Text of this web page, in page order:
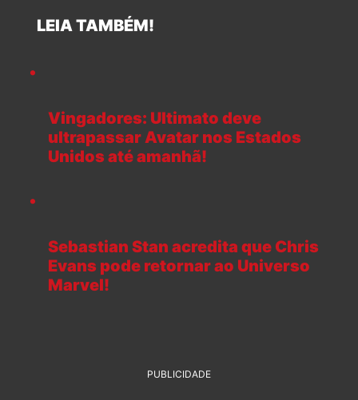
LEIA TAMBÉM!
Vingadores: Ultimato deve
ultrapassar Avatar nos Estados
Unidos até amanhã!
Sebastian Stan acredita que Chris
Evans pode retornar ao Universo
Marvel!
PUBLICIDADE